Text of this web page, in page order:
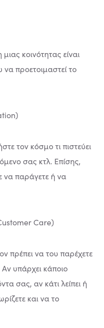
κοινότητας είναι
προετοιμαστεί το
τον κόσμο τι πιστεύει
σας κτλ. Επίσης,
να παράγετε ή να
Care)
πρέπει να του παρέχετε
Αν υπάρχει κάποιο
σας, αν κάτι λείπει ή
και να το